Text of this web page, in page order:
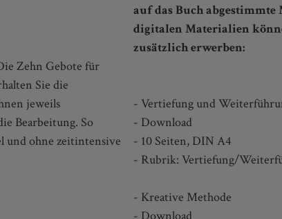
Zehn Gebote für
Sie die
jeweils
Bearbeitung. So
und ohne zeitintensive
auf das Buch
digitalen Materialien
zusätzlich erwerben:
- Vertiefung und
- Download
- 10 Seiten, DIN A4
- Rubrik: Vertiefung/
- Kreative Methode